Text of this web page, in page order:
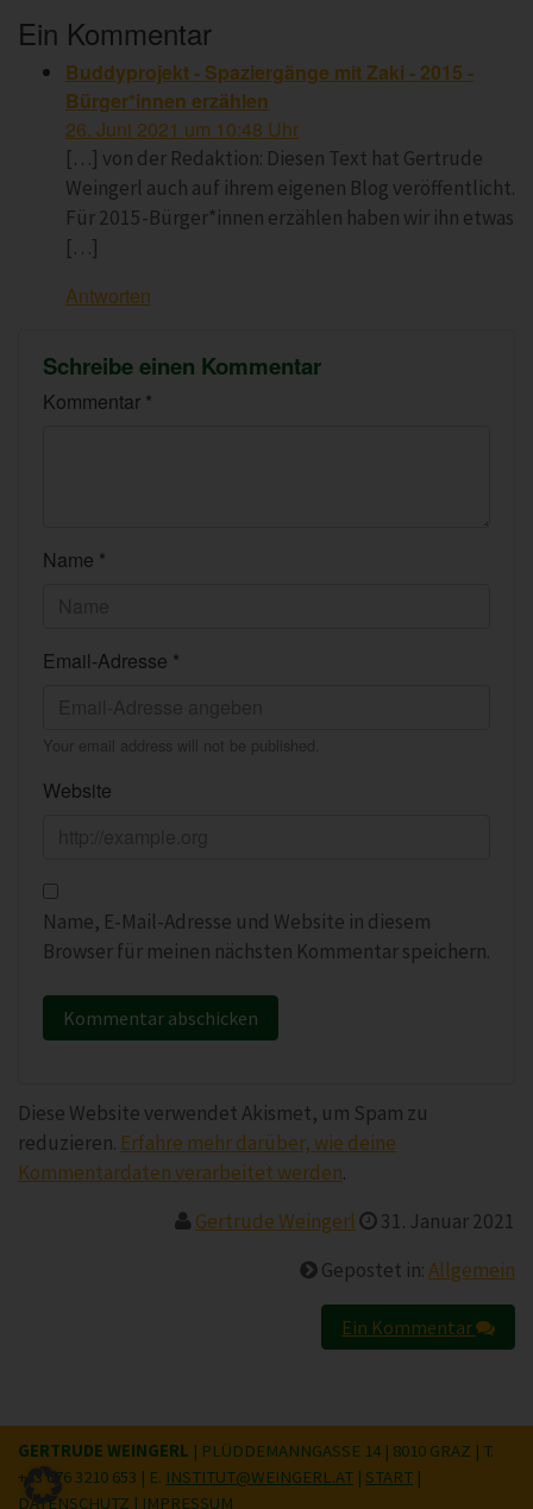
Ein Kommentar
Buddyprojekt - Spaziergänge mit Zaki - 2015 -
Bürger*innen erzählen
26. Juni 2021 um 10:48 Uhr
[…] von der Redaktion: Diesen Text hat Gertrude
Weingerl auch auf ihrem eigenen Blog veröffentlicht.
Für 2015-Bürger*innen erzählen haben wir ihn etwas
[…]
Antworten
Schreibe einen Kommentar
Kommentar *
Name *
Email-Adresse *
Your email address will not be published.
Website
Name, E-Mail-Adresse und Website in diesem
Browser für meinen nächsten Kommentar speichern.
Diese Website verwendet Akismet, um Spam zu
reduzieren. Erfahre mehr darüber, wie deine
Kommentardaten verarbeitet werden.
Gertrude Weingerl
31. Januar 2021
Gepostet in:Allgemein
Ein Kommentar
GERTRUDE WEINGERL | PLÜDDEMANNGASSE 14 | 8010 GRAZ | T.
+43 676 3210 653 | E. INSTITUT@WEINGERL.AT | START |
DATENSCHUTZ | IMPRESSUM